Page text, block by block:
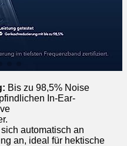
Bis zu 98,5% Noise
In-Ear-
sich automatisch an
an, ideal für hektische